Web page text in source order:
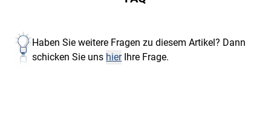
Haben Sie weitere Fragen zu diesem Artikel? Dann
schicken Sie uns hierIhre Frage.